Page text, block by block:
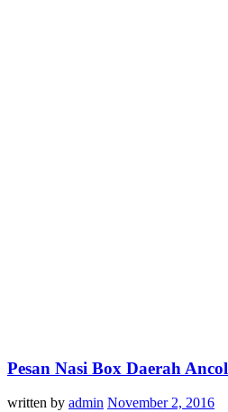
Pesan Nasi Box Daerah Ancol
written by admin November 2, 2016